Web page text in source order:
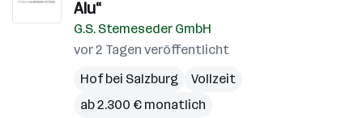
Alu“
G.S. Stemeseder GmbH
vor 2 Tagen veröffentlicht
Hof bei Salzburg
Vollzeit
ab 2.300 € monatlich